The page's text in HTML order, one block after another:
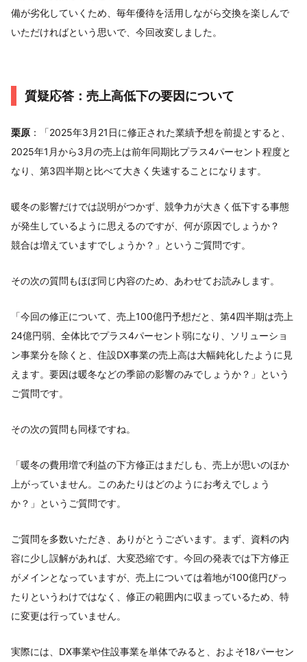
備が劣化していくため、毎年優待を活用しながら交換を楽しんで
いただければという思いで、今回改変しました。
質疑応答：売上高低下の要因について
栗原 ：「2025年3月21日に修正された業績予想を前提とすると、
2025年1月から3月の売上は前年同期比プラス4パーセント程度と
なり、第3四半期と比べて大きく失速することになります。
暖冬の影響だけでは説明がつかず、競争力が大きく低下する事態
が発生しているように思えるのですが、何が原因でしょうか？
競合は増えていますでしょうか？」というご質問です。
その次の質問もほぼ同じ内容のため、あわせてお読みします。
「今回の修正について、売上100億円予想だと、第4四半期は売上
24億円弱、全体比でプラス4パーセント弱になり、ソリューショ
ン事業分を除くと、住設DX事業の売上高は大幅鈍化したように見
えます。要因は暖冬などの季節の影響のみでしょうか？」という
ご質問です。
その次の質問も同様ですね。
「暖冬の費用増で利益の下方修正はまだしも、売上が思いのほか
上がっていません。このあたりはどのようにお考えでしょう
か？」というご質問です。
ご質問を多数いただき、ありがとうございます。まず、資料の内
容に少し誤解があれば、大変恐縮です。今回の発表では下方修正
がメインとなっていますが、売上については着地が100億円ぴっ
たりというわけではなく、修正の範囲内に収まっているため、特
に変更は行っていません。
実際には、DX事業や住設事業を単体でみると、およそ18パーセン